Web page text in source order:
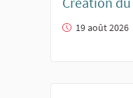
19 août 2026